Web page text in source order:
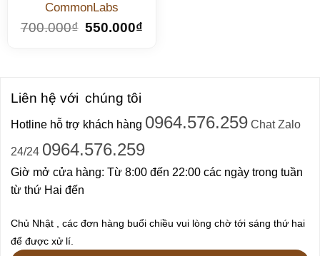
CommonLabs
700.000₫ 550.000₫
Liên hệ với chúng tôi
Hotline hỗ trợ khách hàng 0964.576.259Chat Zalo
24/24 0964.576.259
Giờ mở cửa hàng: Từ 8:00 đến 22:00 các ngày trong tuần
từ thứ Hai đến
Chủ Nhật , các đơn hàng buổi chiều vui lòng chờ tới sáng thứ hai
để được xử lí.